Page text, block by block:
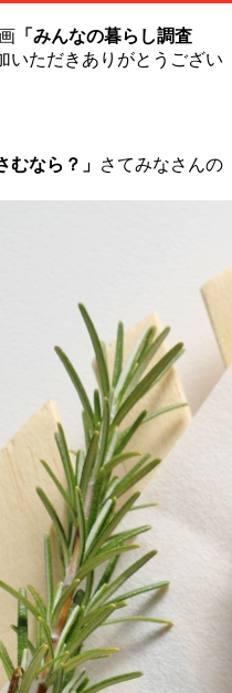
「みんなの暮らし調査
いただきありがとうござい
むなら？」 さてみなさんの